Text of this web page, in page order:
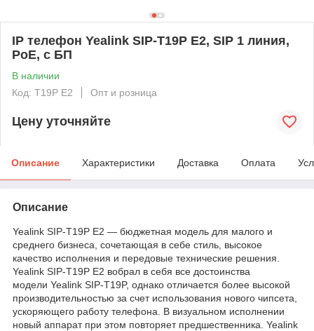
IP телефон Yealink SIP-T19P E2, SIP 1 линия,
PoE, с БП
В наличии
Код: T19P E2
Опт и розница
Цену уточняйте
Описание Характеристики Доставка Оплата
Описание
Yealink SIP-T19P E2 — бюджетная модель для малого и
среднего бизнеса, сочетающая в себе стиль, высокое
качество исполнения и передовые технические решения.
Yealink SIP-T19P E2 вобрал в себя все достоинства
модели Yealink SIP-T19P, однако отличается более высокой
производительностью за счет использования нового чипсета,
ускоряющего работу телефона. В визуальном исполнении
новый аппарат при этом повторяет предшественника. Yealink